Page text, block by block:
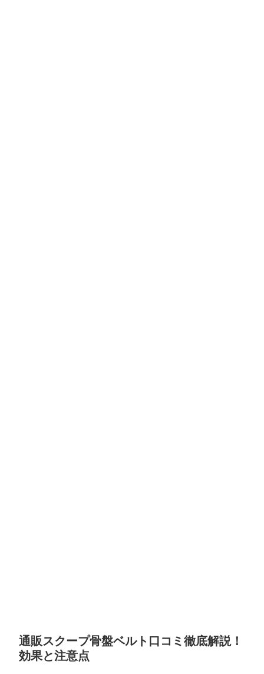
通販スクープ骨盤ベルト口コミ徹底解説！
効果と注意点